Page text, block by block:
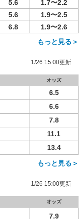
5.6
1.7〜2.2
5.6
1.9〜2.5
6.8
1.9〜2.6
もっと見る＞
1/26 15:00更新
オッズ
6.5
6.6
7.8
11.1
13.4
もっと見る＞
1/26 15:00更新
オッズ
7.9